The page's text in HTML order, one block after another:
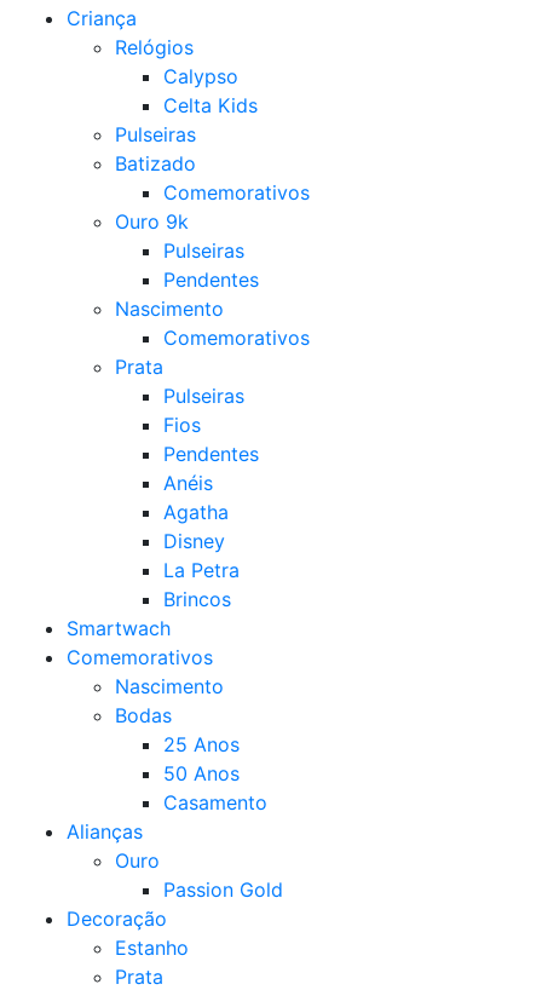
Criança
Relógios
Calypso
Celta Kids
Pulseiras
Batizado
Comemorativos
Ouro 9k
Pulseiras
Pendentes
Nascimento
Comemorativos
Prata
Pulseiras
Fios
Pendentes
Anéis
Agatha
Disney
La Petra
Brincos
Smartwach
Comemorativos
Nascimento
Bodas
25 Anos
50 Anos
Casamento
Alianças
Ouro
Passion Gold
Decoração
Estanho
Prata